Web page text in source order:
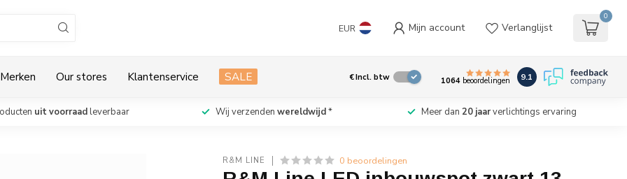
EUR Mijn account Verlanglijst
0
Merken Our stores Klantenservice SALE €Incl. btw 1064beoordelingen 9.1
uit voorraadleverbaar Wij verzenden wereldwijd* Meer dan 20 jaarverlichtings ervaring
R&M LINE 0 beoordelingen